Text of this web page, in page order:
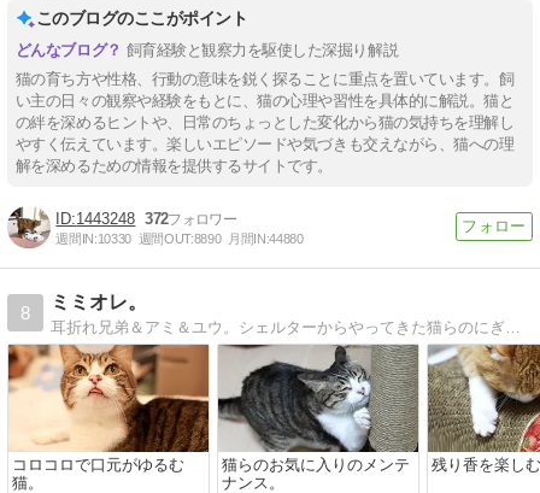
このブログのここがポイント
飼育経験と観察力を駆使した深掘り解説
猫の育ち方や性格、行動の意味を鋭く探ることに重点を置いています。飼
い主の日々の観察や経験をもとに、猫の心理や習性を具体的に解説。猫と
の絆を深めるヒントや、日常のちょっとした変化から猫の気持ちを理解し
やすく伝えています。楽しいエピソードや気づきも交えながら、猫への理
解を深めるための情報を提供するサイトです。
1443248 372
週間IN:10330 週間OUT:8890 月間IN:44880
8
ミミオレ。
耳折れ兄弟＆アミ＆ユウ。シェルターからやってきた猫らのにぎやかな日常とアトム＆ルークの懐かしい思い出。
コロコロで口元がゆるむ
猫。
猫らのお気に入りのメンテ
ナンス。
残り香を楽し